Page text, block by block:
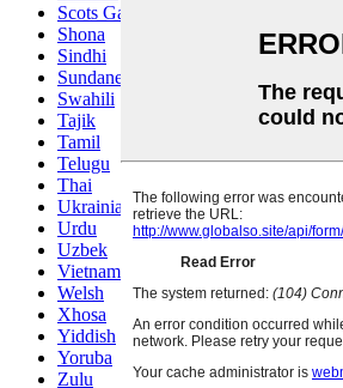
Scots Gaelic
Shona
Sindhi
Sundanese
Swahili
Tajik
Tamil
Telugu
Thai
Ukrainian
Urdu
Uzbek
Vietnamese
Welsh
Xhosa
Yiddish
Yoruba
Zulu